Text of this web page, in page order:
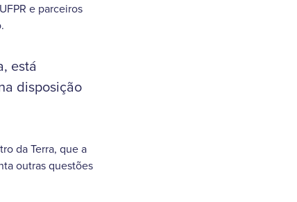
e parceiros
está
disposição
da Terra, que a
outras questões